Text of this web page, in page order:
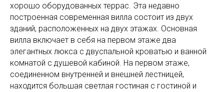
хорошо оборудованных террас. Эта недавно
построенная современная вилла состоит из двух
зданий, расположенных на двух этажах. Основная
вилла включает в себя на первом этаже два
элегантных люкса с двуспальной кроватью и ванной
комнатой с душевой кабиной. На первом этаже,
соединенном внутренней и внешней лестницей,
находится большая светлая гостиная с гостиной и